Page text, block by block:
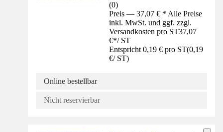
(0)
Preis — 37,07 € * Alle Preise
inkl. MwSt. und ggf. zzgl.
Versandkosten pro ST37,07
€*/ ST
Entspricht 0,19 € pro ST(0,19
€/ ST)
Online bestellbar
Nicht reservierbar